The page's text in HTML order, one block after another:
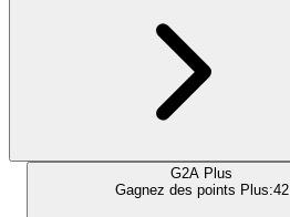
G2A Plus
Gagnez des points Plus:42